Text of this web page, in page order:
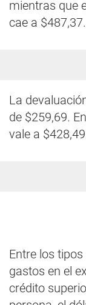
mientras que
cae a $487,37.
La
de $259,69.
vale a
Entre los
gastos en el
crédito